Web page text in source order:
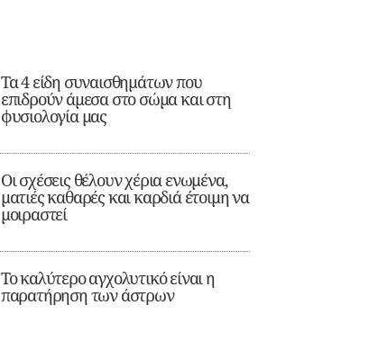
Τα 4 είδη συναισθημάτων που
επιδρούν άμεσα στο σώμα και στη
φυσιολογία μας
Οι σχέσεις θέλουν χέρια ενωμένα,
ματιές καθαρές και καρδιά έτοιμη να
μοιραστεί
Το καλύτερο αγχολυτικό είναι η
παρατήρηση των άστρων